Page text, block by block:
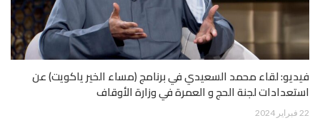
فيديو: لقاء محمد السعيدي في برنامج (مساء الخير ياكويت) عن
استعدادات لجنة الحج و العمرة في وزارة الأوقاف
22 فبراير 2024